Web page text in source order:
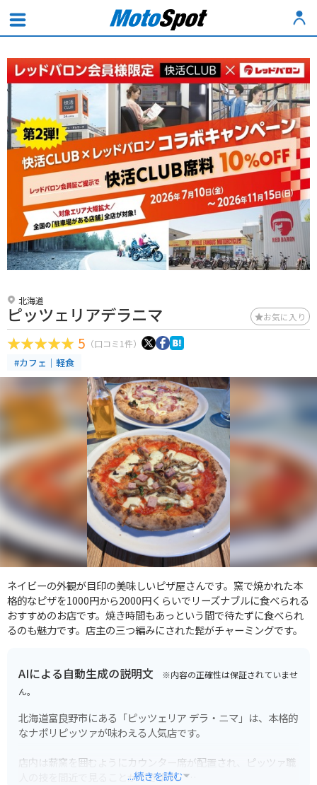
北海道
ピッツェリアデラニマ お気に入り
5 （口コミ1件）
#カフェ｜軽食
ネイビーの外観が目印の美味しいピザ屋さんです。窯で焼かれた本
格的なピザを1000円から2000円くらいでリーズナブルに食べられる
おすすめのお店です。焼き時間もあっという間で待たずに食べられ
るのも魅力です。店主の三つ編みにされた髭がチャーミングです。
AIによる自動生成の説明文 ※内容の正確性は保証されていませ
ん。
北海道富良野市にある「ピッツェリア デラ・ニマ」は、本格的
なナポリピッツァが味わえる人気店です。
店内は薪窯を囲むようにカウンター席が配置され、ピッツァ職
人の技を間近で見ることができます。
...続きを読む